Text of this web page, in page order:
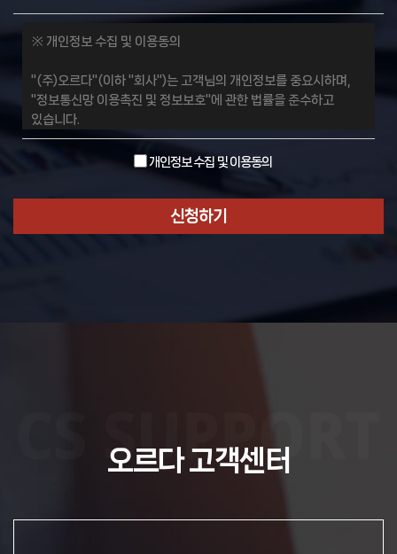
※ 개인정보 수집 및 이용동의
"(주)오르다"(이하 "회사")는 고객님의 개인정보를 중요시하며,
"정보통신망 이용촉진 및 정보보호"에 관한 법률을 준수하고
있습니다.
우리 회사는 개인정보처리방침을 통하여 고객님께서 제공하시는
개인정보가 어떠한 용도와 방식으로 이용되고 있으며,
개인정보보호를 위해 어떠한 조치가 취해지고 있는지
알려드립니다.
우리 회사는 개인정보처리방침을 개정하는 경우 웹사이트
공지사항(또는 개별공지)을 통하여 공지할 것입니다.
8. 개인정보 자동수집 장치의 설치, 운영, 거부
9. 개인정보에 관한 민원서비스
개인정보 수집 및 이용동의
신청하기
오르다 고객센터